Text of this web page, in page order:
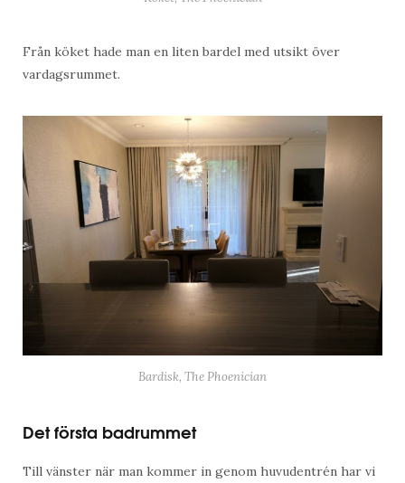
Från köket hade man en liten bardel med utsikt över
vardagsrummet.
Bardisk, The Phoenician
Det första badrummet
Till vänster när man kommer in genom huvudentrén har vi